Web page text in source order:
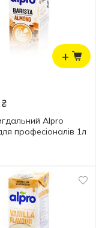
+
₴
Alpro
професіоналів 1л